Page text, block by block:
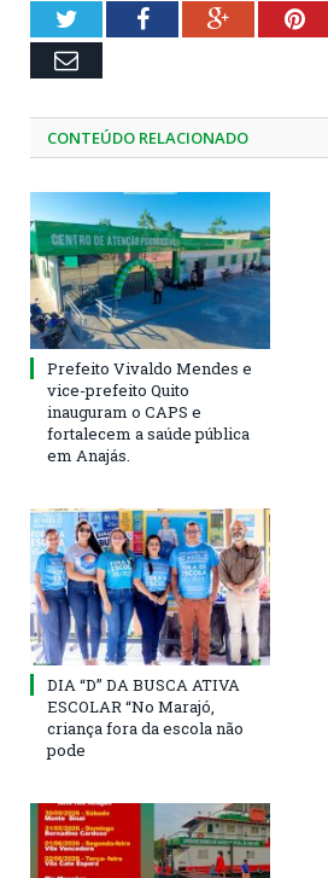
TwitterFacebookGoogle+
Email
CONTEÚDO RELACIONADO
Prefeito Vivaldo Mendes e
vice-prefeito Quito
inauguram o CAPS e
fortalecem a saúde pública
em Anajás.
DIA “D” DA BUSCA ATIVA
ESCOLAR “No Marajó,
criança fora da escola não
pode